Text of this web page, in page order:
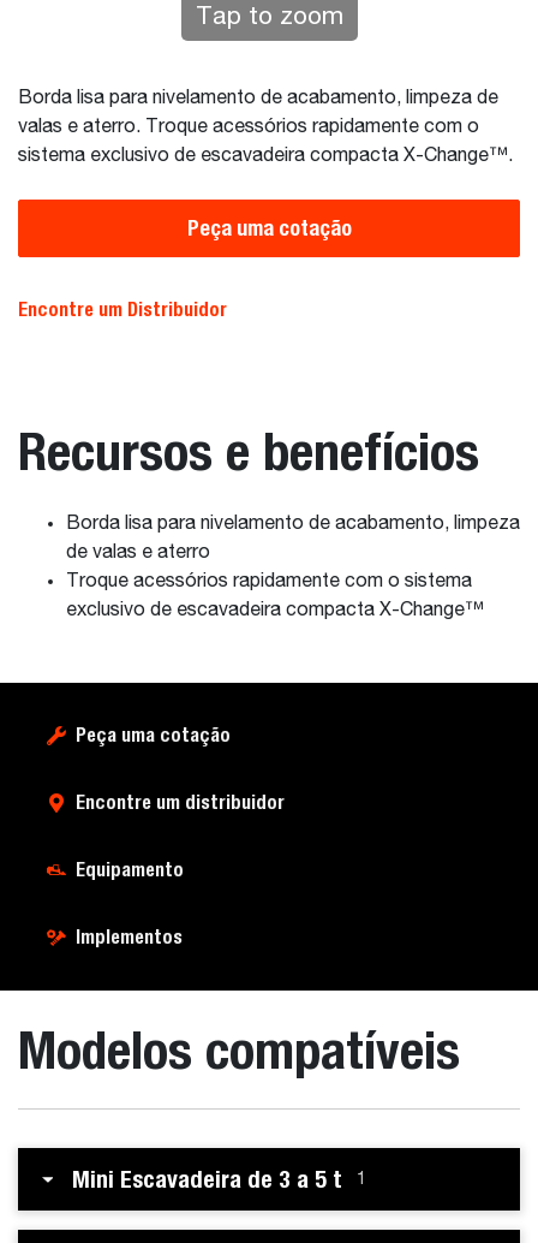
Tap to zoom
Borda lisa para nivelamento de acabamento, limpeza de
valas e aterro. Troque acessórios rapidamente com o
sistema exclusivo de escavadeira compacta X-Change™.
Peça uma cotação
Encontre um Distribuidor
Recursos e benefícios
Borda lisa para nivelamento de acabamento, limpeza
de valas e aterro
Troque acessórios rapidamente com o sistema
exclusivo de escavadeira compacta X-Change™
Peça uma cotação
Encontre um distribuidor
Equipamento
Implementos
Modelos compatíveis
Mini Escavadeira de 3 a 5 t 1